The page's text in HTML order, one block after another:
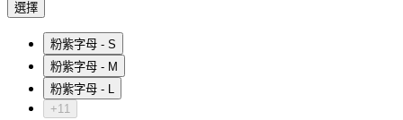
選擇
粉紫字母 - S
粉紫字母 - M
粉紫字母 - L
+11